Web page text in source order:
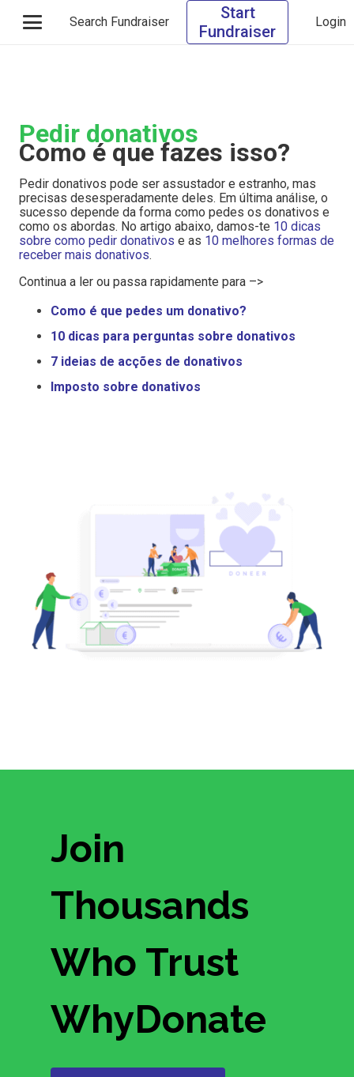
Search Fundraiser
Start
Fundraiser
Login
Pedir donativos
Como é que fazes isso?
Pedir donativos pode ser assustador e estranho, mas
precisas desesperadamente deles. Em última análise, o
sucesso depende da forma como pedes os donativos e
como os abordas. No artigo abaixo, damos-te 10 dicas
sobre como pedir donativos e as 10 melhores formas de
receber mais donativos.
Continua a ler ou passa rapidamente para –>
Como é que pedes um donativo?
10 dicas para perguntas sobre donativos
7 ideias de acções de donativos
Imposto sobre donativos
Join
Thousands
Who Trust
WhyDonate